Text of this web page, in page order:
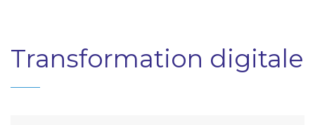
Transformation digitale